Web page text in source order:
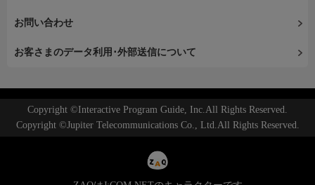
お問い合わせ
お客さまのデータ利用･外部送信について
Copyright ©Interactive Program Guide, Inc.All Rights Reserved.
Copyright ©Jupiter Telecommunications Co., Ltd.All Rights Reserved.